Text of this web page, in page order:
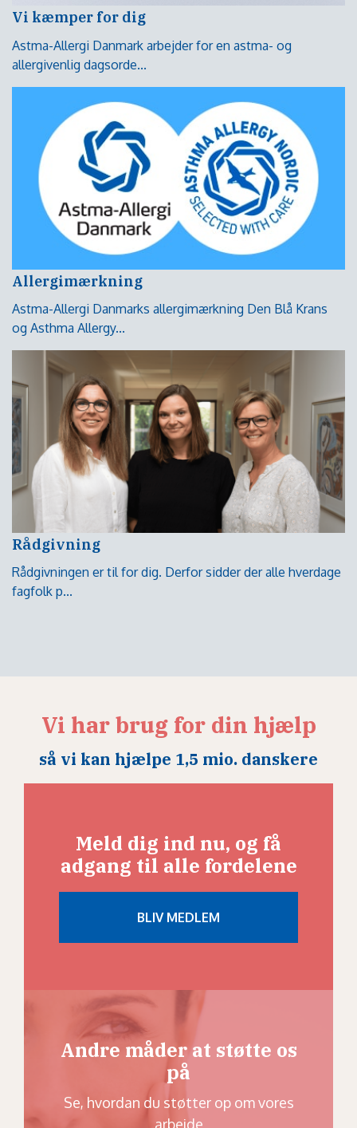
Vi kæmper for dig
Astma-Allergi Danmark arbejder for en astma- og
allergivenlig dagsorde...
Allergimærkning
Astma-Allergi Danmarks allergimærkning Den Blå Krans
og Asthma Allergy...
Rådgivning
Rådgivningen er til for dig. Derfor sidder der alle hverdage
fagfolk p...
Vi har brug for din hjælp
så vi kan hjælpe 1,5 mio. danskere
Meld dig ind nu, og få
adgang til alle fordelene
Andre måder at støtte os
på
Se, hvordan du støtter op om vores
arbejde